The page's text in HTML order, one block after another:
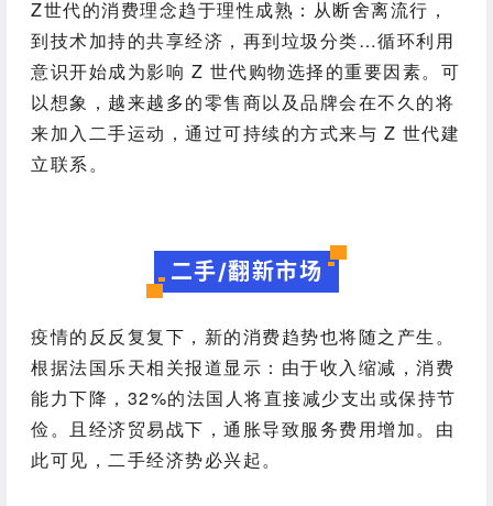
Z世代的消费理念趋于理性成熟：从断舍离流行，
到技术加持的共享经济，再到垃圾分类…循环利用
意识开始成为影响 Z 世代购物选择的重要因素。可
以想象，越来越多的零售商以及品牌会在不久的将
来加入二手运动，通过可持续的方式来与 Z 世代建
立联系。
二手/翻新市场
疫情的反反复复下，新的消费趋势也将随之产生。
根据法国乐天相关报道显示：由于收入缩减，消费
能力下降，32%的法国人将直接减少支出或保持节
俭。且经济贸易战下，通胀导致服务费用增加。由
此可见，二手经济势必兴起。